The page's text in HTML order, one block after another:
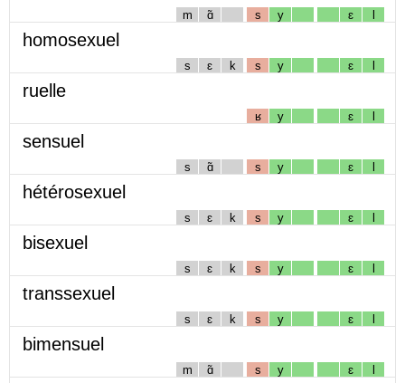
m ɑ̃ s y ɛ l
homosexuel
s ɛ k s y ɛ l
ruelle
ʁ y ɛ l
sensuel
s ɑ̃ s y ɛ l
hétérosexuel
s ɛ k s y ɛ l
bisexuel
s ɛ k s y ɛ l
transsexuel
s ɛ k s y ɛ l
bimensuel
m ɑ̃ s y ɛ l